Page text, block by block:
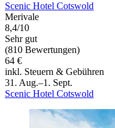
Scenic Hotel Cotswold
Merivale
8,4/10
Sehr gut
(810 Bewertungen)
64 €
inkl. Steuern & Gebühren
31. Aug.–1. Sept.
Scenic Hotel Cotswold